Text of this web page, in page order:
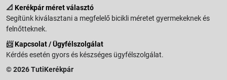
📐 Kerékpár méret választó
Segítünk kiválasztani a megfelelő bicikli méretet gyermekeknek és
felnőtteknek.
📨Kapcsolat / Ügyfélszolgálat
Kérdés esetén gyors és készséges ügyfélszolgálat.
© 2026 TutiKerékpár